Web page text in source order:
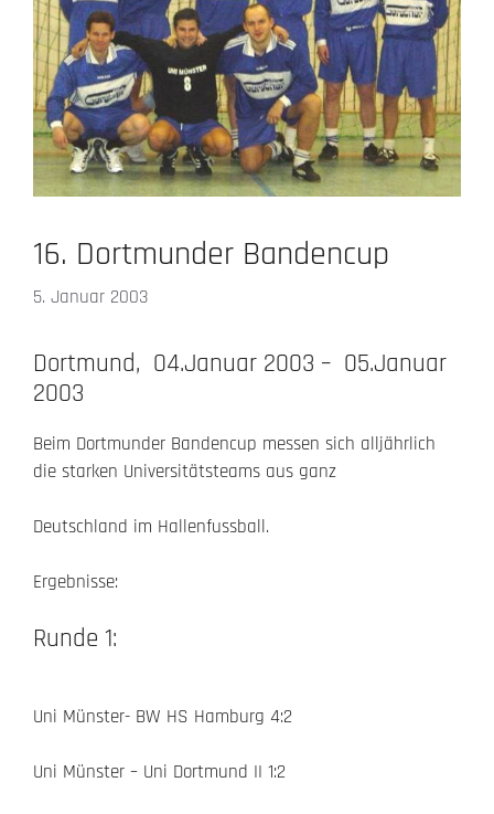
16. Dortmunder Bandencup
5. Januar 2003
Dortmund, 04.Januar 2003 – 05.Januar
2003
Beim Dortmunder Bandencup messen sich alljährlich
die starken Universitätsteams aus ganz
Deutschland im Hallenfussball.
Ergebnisse:
Runde 1:
Uni Münster- BW HS Hamburg 4:2
Uni Münster – Uni Dortmund II 1:2